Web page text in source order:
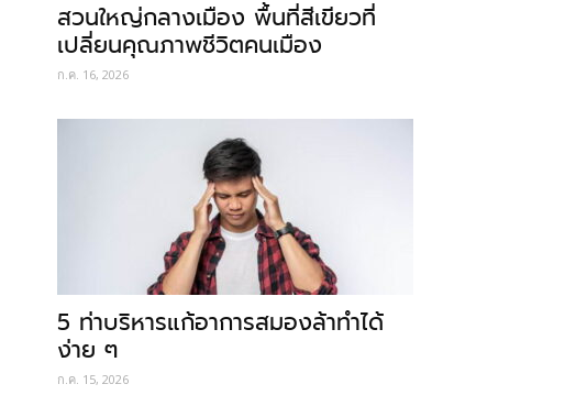
สวนใหญ่กลางเมือง พื้นที่สีเขียวที่
เปลี่ยนคุณภาพชีวิตคนเมือง
ก.ค. 16, 2026
5 ท่าบริหารแก้อาการสมองล้าทำได้
ง่าย ๆ
ก.ค. 15, 2026